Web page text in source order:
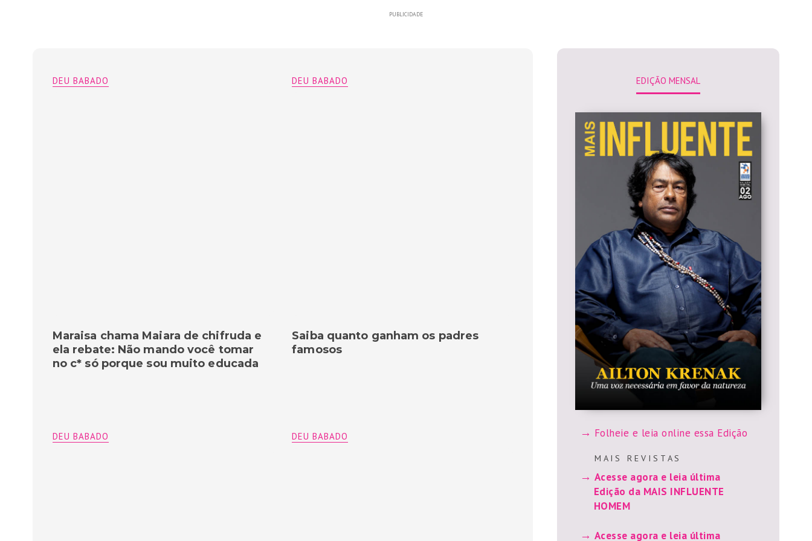
PUBLICIDADE
DEU BABADO
Saiba quanto ganham os padres
famosos
DEU BABADO
Maraisa chama Maiara de chifruda e
ela rebate: Não mando você tomar
no c* só porque sou muito educada
DEU BABADO
DEU BABADO
EDIÇÃO MENSAL
Folheie e leia online essa Edição
M A I S R E V I S T A S
Acesse agora e leia última
Edição da MAIS INFLUENTE
HOMEM
Acesse agora e leia última